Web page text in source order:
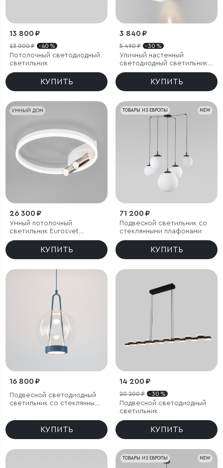
13 800 ₽
23 000 ₽ - 40 %
Потолочный светодиодный
светильник
КУПИТЬ
3 840 ₽
5 490 ₽ - 30 %
Уличный настенный
светодиодный светильник
Blaze LED IP65
КУПИТЬ
УМНЫЙ ДОМ
26 300 ₽
Умный потолочный
светильник Eurosvet
Luminari 90247/3
КУПИТЬ
NEW
ТОВАРЫ ИЗ ЕВРОПЫ
71 200 ₽
Подвесной светильник со
стеклянными плафонами
КУПИТЬ
16 800 ₽
Подвесной светодиодный
светильник со стеклянным
КУПИТЬ
14 200 ₽
20 200 ₽ - 30 %
Подвесной светодиодный
светильник
КУПИТЬ
NEW
ТОВАРЫ ИЗ ЕВРОПЫ